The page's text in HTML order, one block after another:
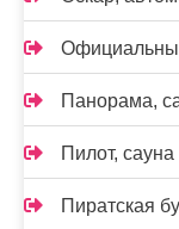
Панорама,
Пилот, сауна
Пиратская